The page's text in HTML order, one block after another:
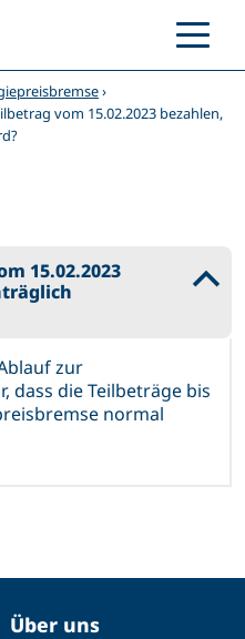
›
vom 15.02.2023 bezahlen,
B
15.02.2023
zur
dass die Teilbeträge bis
normal
Über uns